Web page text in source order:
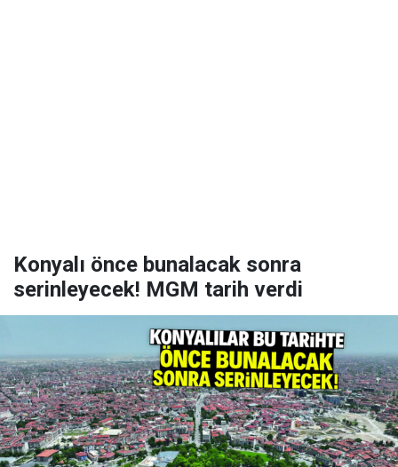
Konyalı önce bunalacak sonra
serinleyecek! MGM tarih verdi